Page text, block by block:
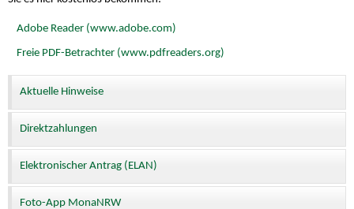
Adobe Reader (www.adobe.com)
Freie PDF-Betrachter (www.pdfreaders.org)
Aktuelle Hinweise
Direktzahlungen
Elektronischer Antrag (ELAN)
Foto-App MonaNRW